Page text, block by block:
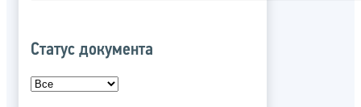
Статус документа